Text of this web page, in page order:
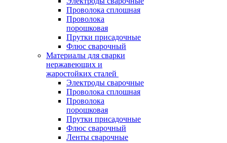
Проволока сплошная
Проволока
порошковая
Прутки присадочные
Флюс сварочный
Материалы для сварки
нержавеющих и
жаростойких сталей
Электроды сварочные
Проволока сплошная
Проволока
порошковая
Прутки присадочные
Флюс сварочный
Ленты сварочные